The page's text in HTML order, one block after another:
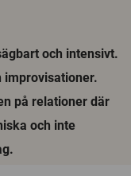
och intensivt.
improvisationer.
på relationer där
och inte